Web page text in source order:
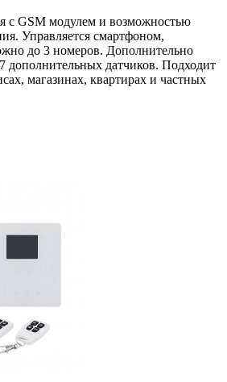
с GSM модулем и возможностью
Управляется смартфоном,
до 3 номеров. Дополнительно
дополнительных датчиков. Подходит
магазинах, квартирах и частных